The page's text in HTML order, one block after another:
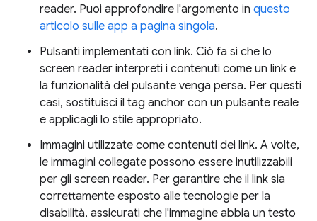
reader. Puoi approfondire l'argomento in questo
articolo sulle app a pagina singola.
Pulsanti implementati con link. Ciò fa sì che lo
screen reader interpreti i contenuti come un link e
la funzionalità del pulsante venga persa. Per questi
casi, sostituisci il tag anchor con un pulsante reale
e applicagli lo stile appropriato.
Immagini utilizzate come contenuti dei link. A volte,
le immagini collegate possono essere inutilizzabili
per gli screen reader. Per garantire che il link sia
correttamente esposto alle tecnologie per la
disabilità, assicurati che l'immagine abbia un testo